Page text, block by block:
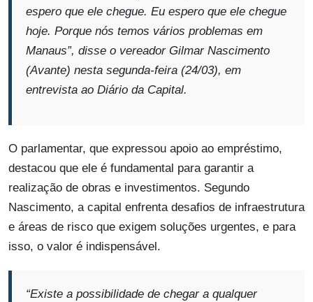
espero que ele chegue. Eu espero que ele chegue
hoje. Porque nós temos vários problemas em
Manaus”, disse o vereador Gilmar Nascimento
(Avante) nesta segunda-feira (24/03), em
entrevista ao Diário da Capital.
O parlamentar, que expressou apoio ao empréstimo,
destacou que ele é fundamental para garantir a
realização de obras e investimentos. Segundo
Nascimento, a capital enfrenta desafios de infraestrutura
e áreas de risco que exigem soluções urgentes, e para
isso, o valor é indispensável.
“Existe a possibilidade de chegar a qualquer